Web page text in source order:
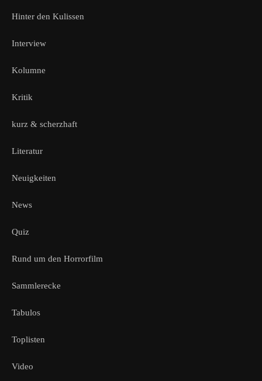
Hinter den Kulissen
Interview
Kolumne
Kritik
kurz & scherzhaft
Literatur
Neuigkeiten
News
Quiz
Rund um den Horrorfilm
Sammlerecke
Tabulos
Toplisten
Video